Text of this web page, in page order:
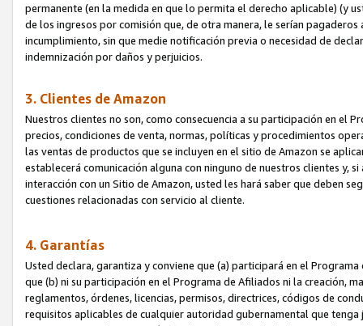
permanente (en la medida en que lo permita el derecho aplicable) (y
de los ingresos por comisión que, de otra manera, le serían
incumplimiento, sin que medie notificación previa o necesidad de
indemnización por daños y perjuicios.
3. Clientes de Amazon
Nuestros clientes no son, como consecuencia a su participación en el
precios, condiciones de venta, normas, políticas y procedimientos
las ventas de productos que se incluyen en el sitio de Amazon se
establecerá comunicación alguna con ninguno de nuestros clientes y,
interacción con un Sitio de Amazon, usted les hará saber que deben
cuestiones relacionadas con servicio al cliente.
4. Garantías
Usted declara, garantiza y conviene que (a) participará en el
que (b) ni su participación en el Programa de Afiliados ni la creación,
reglamentos, órdenes, licencias, permisos, directrices, códigos de
requisitos aplicables de cualquier autoridad gubernamental que